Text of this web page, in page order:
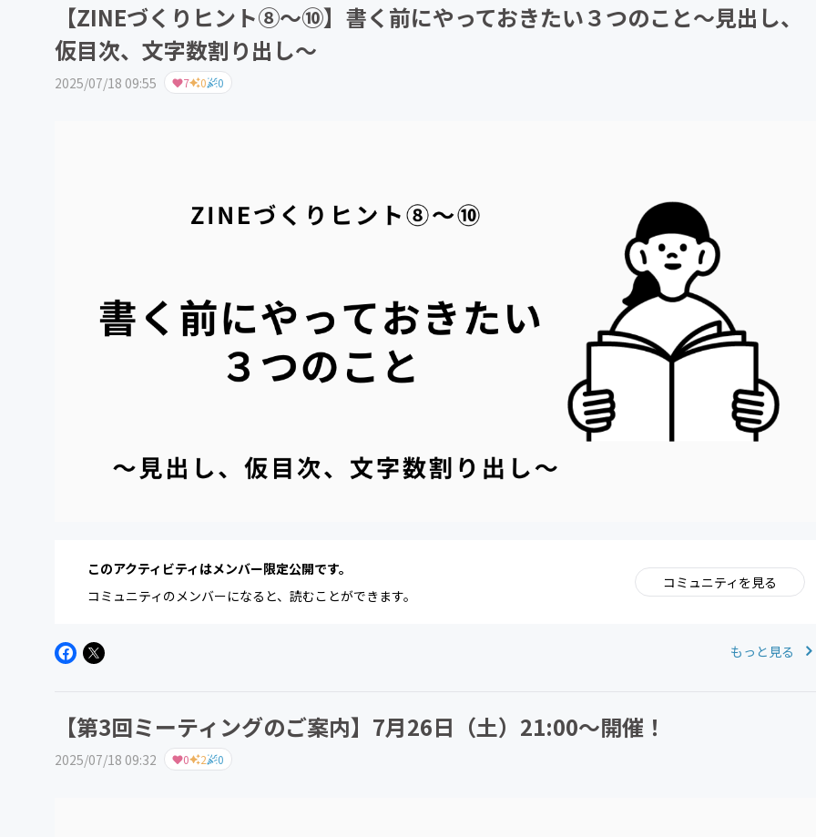
【ZINEづくりヒント⑧～⑩】書く前にやっておきたい３つのこと〜見出し、
仮目次、文字数割り出し〜
2025/07/18 09:55 7 0 0
このアクティビティはメンバー限定公開です。
コミュニティのメンバーになると、読むことができます。
コミュニティを見る
もっと見る
【第3回ミーティングのご案内】7月26日（土）21:00〜開催！
2025/07/18 09:32 0 2 0